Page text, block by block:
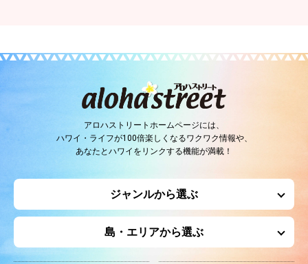
アロハストリートホームページには、
ハワイ・ライフが100倍楽しくなるワクワク情報や、
あなたとハワイをリンクする機能が満載！
ジャンルから選ぶ
島・エリアから選ぶ